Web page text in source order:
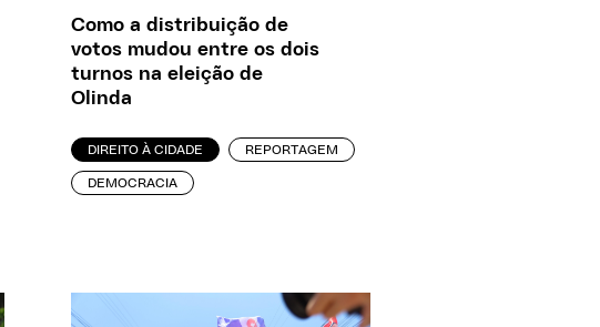
Como a distribuição de
votos mudou entre os dois
turnos na eleição de
Olinda
DIREITO À CIDADE REPORTAGEM
DEMOCRACIA